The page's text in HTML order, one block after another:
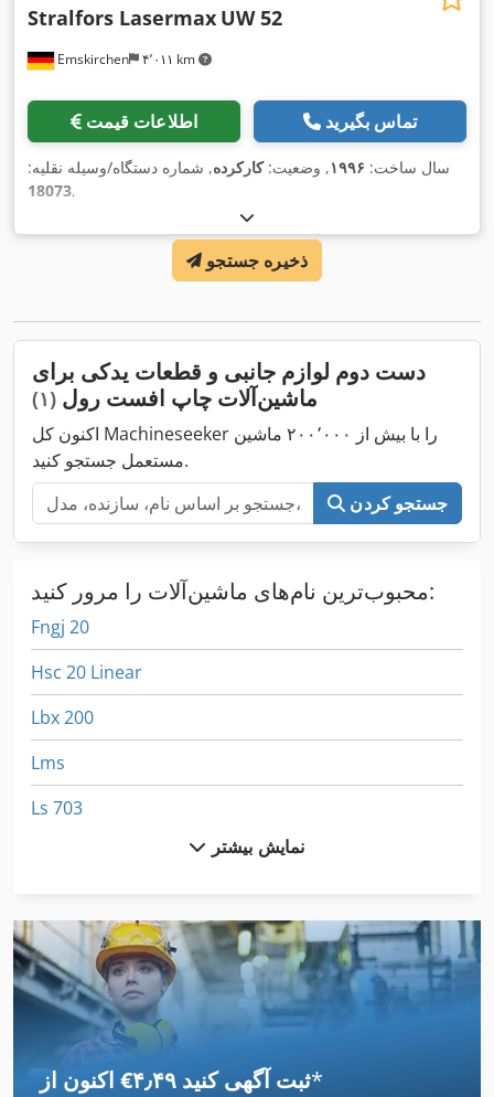
Emskirchen ۴٬۰۱۱ km
Stralfors Lasermax UW 52
اطلاعات قیمت تماس بگیرید
سال ساخت: ۱۹۹۶, وضعیت:کارکرده, شماره دستگاه/وسیله نقلیه:
18073,
ذخیره جستجو
دست دوم لوازم جانبی و قطعات یدکی برای
ماشین‌آلات چاپ افست رول (۱)
اکنون کل Machineseeker را با بیش از ۲۰۰٬۰۰۰ ماشین
مستعمل جستجو کنید.
جستجو کردن
محبوب‌ترین نام‌های ماشین‌آلات را مرور کنید:
Fngj 20
Hsc 20 Linear
Lbx 200
Lms
Ls 703
تجهیزات خاک ورزی
تجهیزات غواصی
جعبه ماشین لباسشویی
دستگاه خنک کننده
نمایش بیشتر
اکنون از ‎€۴٫۴۹ ثبت آگهی کنید*